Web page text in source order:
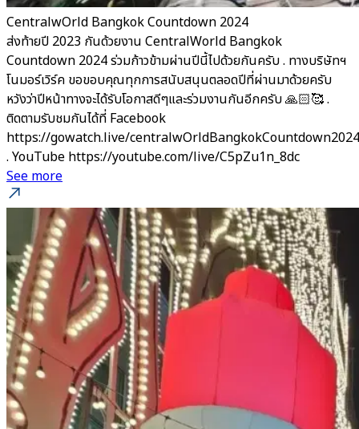
CentralwOrld Bangkok Countdown 2024
ส่งท้ายปี 2023 กันด้วยงาน CentralWorld Bangkok
Countdown 2024 ร่วมก้าวข้ามผ่านปีนี้ไปด้วยกันครับ . ทางบริษัทฯ
โนมอร์เวิร์ค ขอขอบคุณทุกการสนับสนุนตลอดปีที่ผ่านมาด้วยครับ
หวังว่าปีหน้าทางจะได้รับโอกาสดีๆและร่วมงานกันอีกครับ 🙏🏻🥰 .
ติดตามรับชมกันได้ที่ Facebook
https://gowatch.live/centralwOrldBangkokCountdown2024
. YouTube https://youtube.com/live/C5pZu1n_8dc
See more